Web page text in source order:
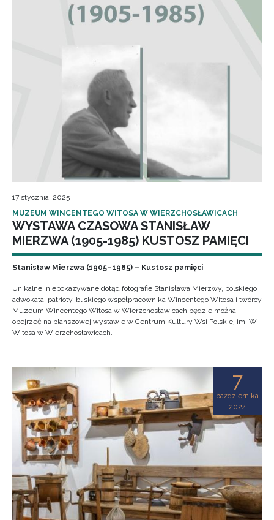
17 stycznia, 2025
MUZEUM WINCENTEGO WITOSA W WIERZCHOSŁAWICACH
WYSTAWA CZASOWA STANISŁAW
MIERZWA (1905-1985) KUSTOSZ PAMIĘCI
Stanisław Mierzwa (1905–1985) – Kustosz pamięci
Unikalne, niepokazywane dotąd fotografie Stanisława Mierzwy, polskiego
adwokata, patrioty, bliskiego współpracownika Wincentego Witosa i twórcy
Muzeum Wincentego Witosa w Wierzchosławicach będzie można
obejrzeć na planszowej wystawie w Centrum Kultury Wsi Polskiej im. W.
Witosa w Wierzchosławicach.
7
października
2024